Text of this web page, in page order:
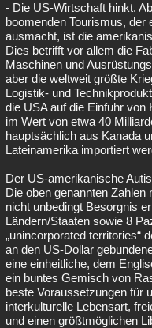
- Die US-Wirtschaft hinkt.
boomenden Tourismus, der
ausmacht, ist die
Dies betrifft vor allem die
Maschinen und
aber die weltweit größte
Logistik- und
die USA auf die Einfuhr
im Wert von etwa 40
hauptsächlich aus Kanada
Lateinamerika importiert
Der US-amerikanische
Die oben genannten
nicht unbedingt Besorgnis
Ländern/Staaten sowie 8
„unincorporated territories“
an den US-Dollar
eine einheitliche, dem
ein buntes Gemisch von
beste Voraussetzungen für
interkulturelle Lebensart,
und einen größtmöglichen